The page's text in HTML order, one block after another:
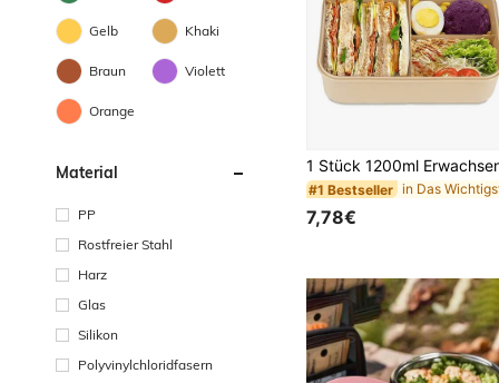
Gelb Khaki
Braun Violett
Orange
Material
PP
Rostfreier Stahl
Harz
Glas
Silikon
Polyvinylchloridfasern
#1 Bestseller
(100+)
#1 Bestseller
(100+)
#1 Bestseller
7,78€